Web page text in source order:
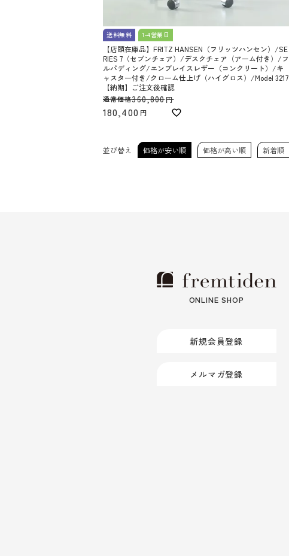
送料無料 1-4営業日
【店頭在庫品】FRITZ HANSEN（フリッツハンセン）/SE
RIES 7（セブンチェア）/デスクチェア（アーム付き）/フ
ルパディング/エンブレイスレザー（コンクリート）/キ
ャスター付き/クローム仕上げ（ハイグロス）/Model 3217
【納期】ご注文後確認
通常価格360,800
180,400
並び替え 価格が安い順 価格が高い順 新着順
ONLINE SHOP
新規会員登録
メルマガ登録